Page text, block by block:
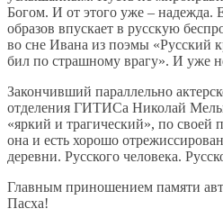
Богом. И от этого уже – надежда.
образов впускает в русскую
во сне Ивана из поэмы «Русский
бил по страшному врагу». И уже
Закончивший параллельно
отделения ГИТИСа Николай
«яркий и трагический», по своей
она и есть хорошо
деревни. Русского человека.
Главным приношением памяти
Пасха!